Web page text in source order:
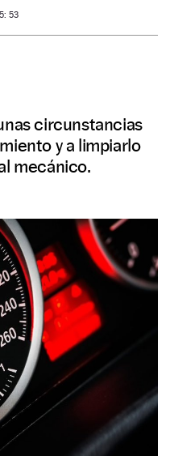
53
circunstancias
y a limpiarlo
mecánico.